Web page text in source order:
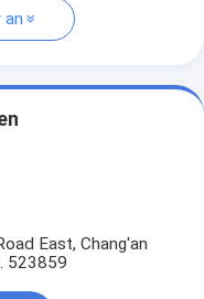
an
East, Chang'an
523859